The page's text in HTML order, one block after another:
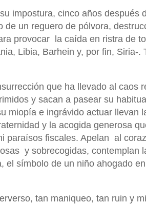
impostura, cinco años después
de un reguero de pólvora,
provocar la caída en ristra de
Libia, Barhein y, por fin, Siria-.
que ha llevado al caos
y sacan a pasear su
miopía e ingrávido actuar llevan
y la acogida generosa
paraísos fiscales. Apelan al
y sobrecogidas, contemplan
el símbolo de un niño ahogado
tan maniqueo, tan ruin y